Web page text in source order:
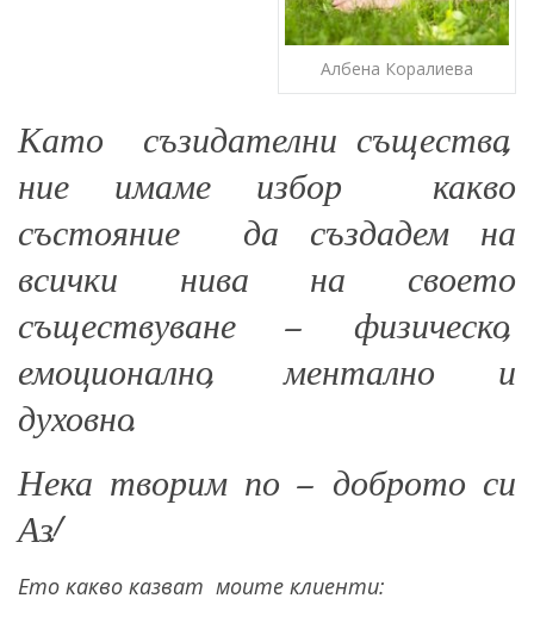
Албена Коралиева
Като съзидателни същества,
ние имаме избор какво
състояние да създадем на
всички нива на своето
съществуване – физическо,
емоционално, ментално и
духовно.
Нека творим по – доброто си
Аз!
Ето какво казват моите клиенти: